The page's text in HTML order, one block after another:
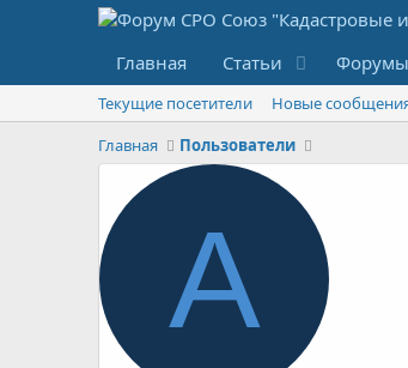
Главная Статьи Форумы
Текущие посетители Новые
Главная
Пользователи
A